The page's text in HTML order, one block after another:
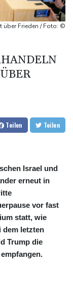
Kampf
für
Schande"
über Frieden / Foto: ©
Teilen Teilen
Israel und
erneut in
vor fast
statt, wie
dem letzten
Trump die